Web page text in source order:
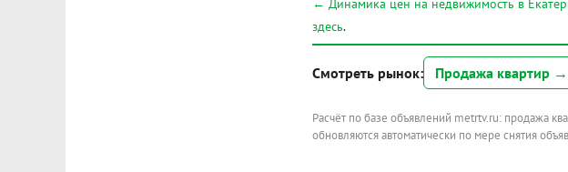
← Динамика цен на недвижимость в
здесь.
Смотреть рынок: Продажа квартир →
Расчёт по базе объявлений metrtv.ru: продажа
обновляются автоматически по мере снятия